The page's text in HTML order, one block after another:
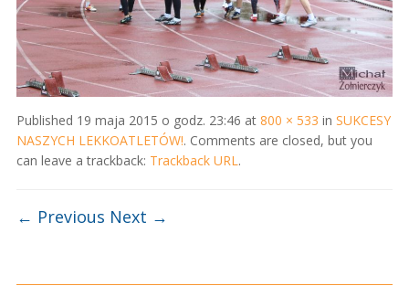
Published 19 maja 2015 o godz. 23:46 at 800 × 533 in SUKCESY
NASZYCH LEKKOATLETÓW!. Comments are closed, but you
can leave a trackback: Trackback URL .
← Previous Next →